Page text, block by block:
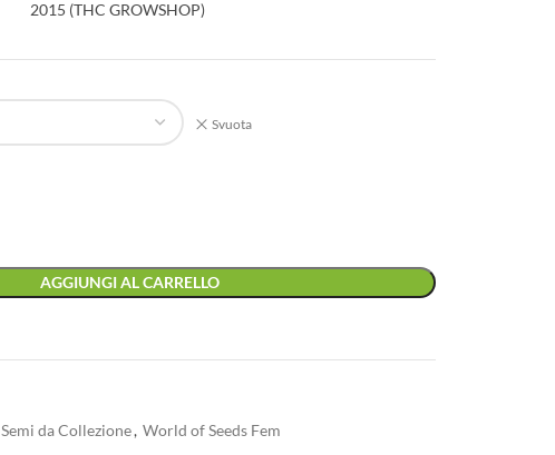
2015 (THC GROWSHOP)
Svuota
AGGIUNGI AL CARRELLO
Semi da Collezione, World of Seeds Fem